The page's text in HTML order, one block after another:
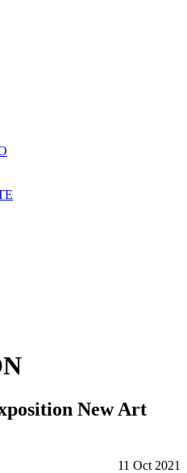
New Art
11 Oct 2021